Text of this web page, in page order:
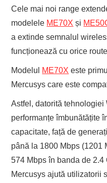
Cele mai noi range
modelele ME70X și
a extinde semnalul
funcționează cu orice
Modelul ME70X este
Mercusys care este
Astfel, datorită tehnologiei
performanțe îmbunătățite
capacitate, față de
până la 1800 Mbps (1201
574 Mbps în banda de
Mercusys ajută utilizatorii